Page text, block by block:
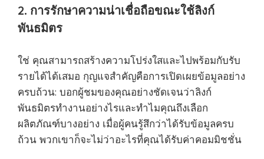
2. การรักษาความน่าเชื่อถือขณะใช้ลิงก์
พันธมิตร
ใช่ คุณสามารถสร้างความโปร่งใสและไปพร้อมกับรับ
รายได้ได้เสมอ กุญแจสำคัญคือการเปิดเผยข้อมูลอย่าง
ครบถ้วน: บอกผู้ชมของคุณอย่างชัดเจนว่าลิงก์
พันธมิตรทำงานอย่างไรและทำไมคุณถึงเลือก
ผลิตภัณฑ์บางอย่าง เมื่อผู้คนรู้สึกว่าได้รับข้อมูลครบ
ถ้วน พวกเขาก็จะไม่ว่าอะไรที่คุณได้รับค่าคอมมิชชั่น